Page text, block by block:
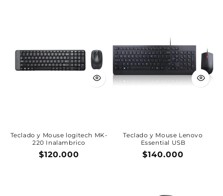
Teclado y Mouse logitech MK-
220 Inalambrico
Precio
$120.000
Teclado y Mouse Lenovo
Essential USB
Precio
$140.000